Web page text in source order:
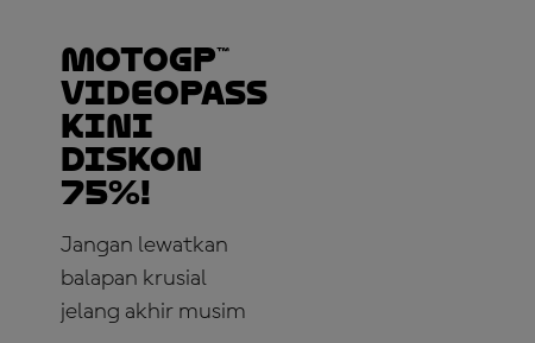
MotoGP™
VideoPass
Kini
Diskon
75%!
Jangan lewatkan
balapan krusial
jelang akhir musim